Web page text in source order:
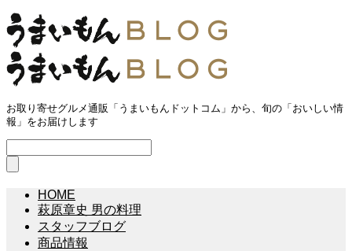
お取り寄せグルメ通販「うまいもんドットコム」から、旬の「おいしい情
報」をお届けします
HOME
萩原章史 男の料理
スタッフブログ
商品情報